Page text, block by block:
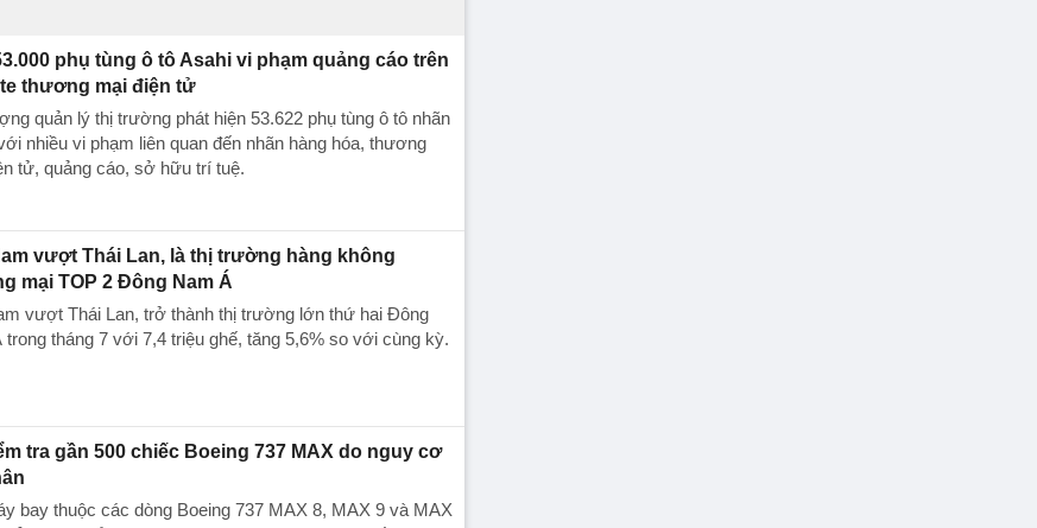
phụ tùng ô tô Asahi vi phạm quảng cáo trên
thương mại điện tử
quản lý thị trường phát hiện 53.622 phụ tùng ô tô nhãn
nhiều vi phạm liên quan đến nhãn hàng hóa, thương
tử, quảng cáo, sở hữu trí tuệ.
vượt Thái Lan, là thị trường hàng không
mại TOP 2 Đông Nam Á
vượt Thái Lan, trở thành thị trường lớn thứ hai Đông
trong tháng 7 với 7,4 triệu ghế, tăng 5,6% so với cùng kỳ.
tra gần 500 chiếc Boeing 737 MAX do nguy cơ
bay thuộc các dòng Boeing 737 MAX 8, MAX 9 và MAX